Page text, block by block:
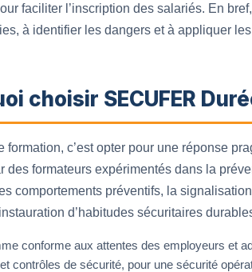
faciliter l’inscription des salariés. En
à identifier les dangers et à appliquer
choisir SECUFER
formation, c’est opter pour une réponse
des formateurs expérimentés dans la
comportements préventifs, la
d’habitudes sécuritaires
conforme aux attentes des employeurs et
contrôles de sécurité, pour une sécurité